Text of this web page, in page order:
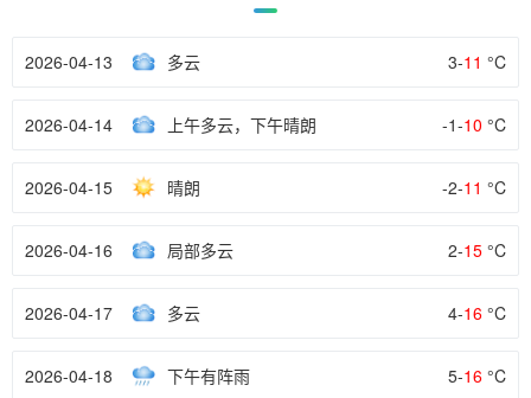
2026-04-13 多云 3-11 °C
2026-04-14 上午多云，下午晴朗 -1-10 °C
2026-04-15 晴朗 -2-11 °C
2026-04-16 局部多云 2-15 °C
2026-04-17 多云 4-16 °C
2026-04-18 下午有阵雨 5-16 °C